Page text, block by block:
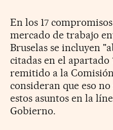
En los 17
mercado de trabajo
Bruselas se incluyen
citadas en el apartado
remitido a la
consideran que eso
estos asuntos en la
Gobierno.